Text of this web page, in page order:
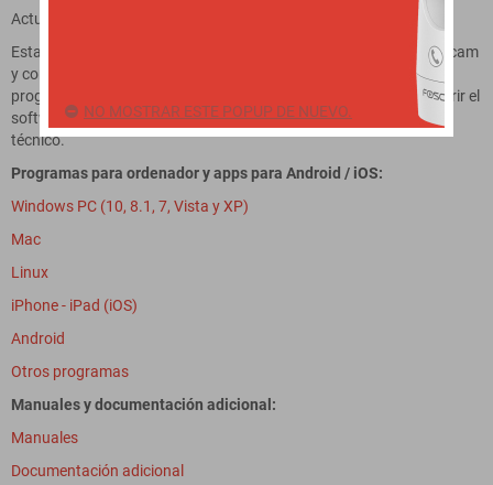
Actualizada: 20-septiembre-2022
Esta es una psta de programas compatibles con cámaras IP Foscam
y con muchas otras marcas de cámaras IP. En la Web de cada
programa podrá verificar la compatibipdad con su modelo, adquirir el
software, comprobar las características u obtener su soporte
técnico.
Programas para ordenador y apps para Android / iOS:
Windows PC (10, 8.1, 7, Vista y XP)
Mac
Linux
iPhone - iPad (iOS)
Android
Otros programas
Manuales y documentación adicional:
Manuales
Documentación adicional
NO MOSTRAR ESTE POPUP DE NUEVO.